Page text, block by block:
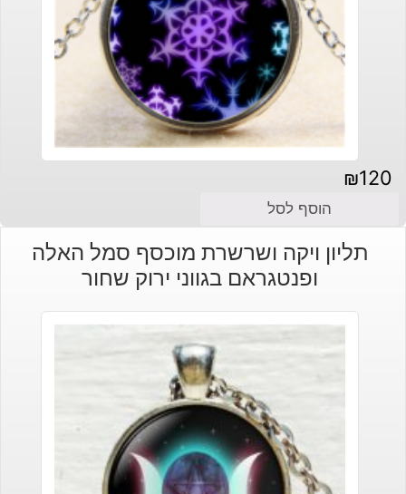
₪120
הוסף לסל
תליון ויקה ושרשרת מוכסף סמל האלה
ופנטגראם בגווני ירוק שחור